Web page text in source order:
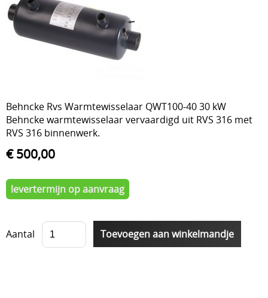
liners
Loodgieterij PVC
Onderhoud
Tegenstroom zwemapparaten
Verlichting
Vilt en isolatie
Waterbehandeling
Waterreservoir
Behncke Rvs Warmtewisselaar QWT100-40 30 kW
Behncke warmtewisselaar vervaardigd uit RVS 316 met
RVS 316 binnenwerk.
€ 500,00
levertermijn op aanvraag
Aantal